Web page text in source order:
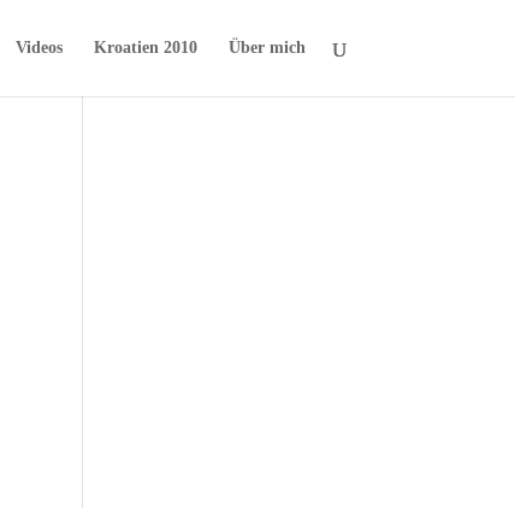
Videos Kroatien 2010 Über mich